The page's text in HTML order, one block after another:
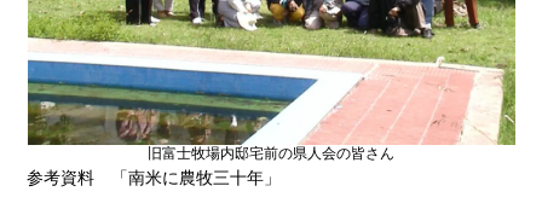
旧富士牧場内邸宅前の県人会の皆さん
参考資料 「南米に農牧三十年」